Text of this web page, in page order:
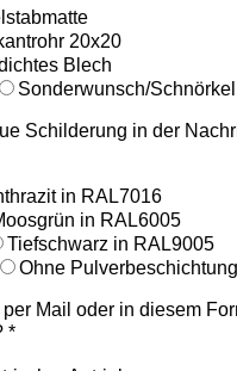
20x20
Blech
Sonderwunsch/Schnörkel
Schilderung in der
in RAL7016
in RAL6005
Tiefschwarz in RAL9005
Ohne Pulverbeschichtung
Mail oder in diesem
*